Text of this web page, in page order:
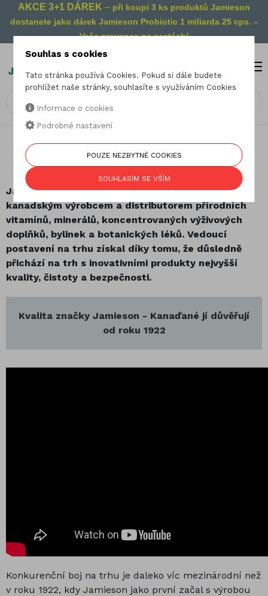
AKCE 3+1 DÁREK – při koupi 3 ks produktů Jamieson
dostanete jako dárek Jamieson Probiotic 1 miliarda 25 cps. –
Vaše prevence na cestách!
0
Poslání společnosti Jamieson
Jamieson Laboratories je nejstarším a největším
kanadským výrobcem a distributorem přírodních
vitamínů, minerálů, koncentrovaných výživových
doplňků, bylinek a botanických léků. Vedoucí
postavení na trhu získal díky tomu, že důsledně
přichází na trh s inovativními produkty nejvyšší
kvality, čistoty a bezpečnosti.
Kvalita značky Jamieson - Kanaďané jí důvěřují
od roku 1922
Konkurenční boj na trhu je daleko víc mezinárodní než
v roku 1922, kdy Jamieson jako první začal s výrobou
Souhlas s cookies
Tato stránka používá Cookies. Pokud si dále budete
prohlížet naše stránky, souhlasíte s využíváním Cookies
Informace o cookies
Podrobné nastavení
POUZE NEZBYTNÉ COOKIES
SOUHLASÍM SE VŠÍM